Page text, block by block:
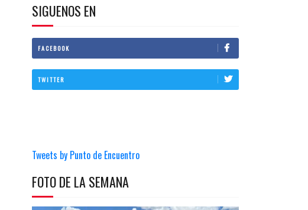
SIGUENOS EN
FACEBOOK
TWITTER
Tweets by Punto de Encuentro
FOTO DE LA SEMANA